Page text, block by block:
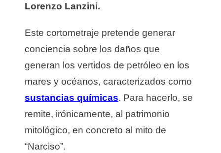
Lorenzo Lanzini.
Este cortometraje pretende generar
conciencia sobre los daños que
generan los vertidos de petróleo en los
mares y océanos, caracterizados como
sustancias químicas. Para hacerlo, se
remite, irónicamente, al patrimonio
mitológico, en concreto al mito de
“Narciso”.